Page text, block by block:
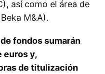
así como el área de
M&A).
fondos sumarán
euros y,
de titulización